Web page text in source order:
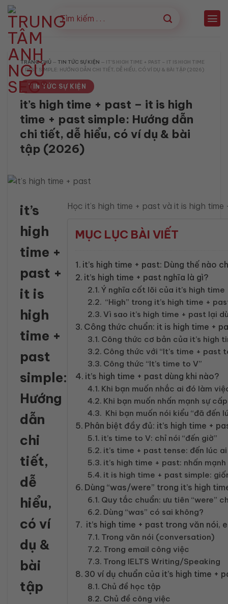
Bỏ
qua
nội
dung
TRANG CHỦ — TIN TỨC SỰ KIỆN — IT’S HIGH TIME + PAST – IT IS HIGH TIME
+ PAST SIMPLE: HƯỚNG DẪN CHI TIẾT, DỄ HIỂU, CÓ VÍ DỤ & BÀI TẬP (2026)
TIN TỨC SỰ KIỆN
it’s high time + past – it is high
time + past simple: Hướng dẫn
chi tiết, dễ hiểu, có ví dụ & bài
tập (2026)
it’s
high
time +
past +
it is
high
time +
past
simple:
Hướng
dẫn
chi
tiết,
dễ
hiểu,
có ví
dụ &
bài
tập
Học it’s high time + past và it is high
MỤC LỤC BÀI VIẾT
it’s high time + past: Dùng thế nào
it’s high time + past nghĩa là gì?
Ý nghĩa cốt lõi của it’s high time
“High” trong it’s high time +
Vì sao it’s high time + past lại
Công thức chuẩn: it is high time +
Công thức cơ bản của it’s high
Công thức với “It’s time + past
Công thức “It’s time to V”
it’s high time + past dùng khi nào?
Khi bạn muốn nhắc ai đó làm
Khi bạn muốn nhấn mạnh sự
Khi bạn muốn nói kiểu “đã đến
Phân biệt đầy đủ: it’s high time +
it’s time to V: chỉ nói “đến giờ”
it’s time + past tense: đến lúc
it’s high time + past: nhấn
it is high time + past simple:
Dùng “was/were” trong it’s high
Quy tắc chuẩn: ưu tiên “were”
Dùng “was” có sai không?
it’s high time + past trong văn nói,
Trong văn nói (conversation)
Trong email công việc
Trong IELTS Writing/Speaking
30 ví dụ chuẩn của it’s high time +
Chủ đề học tập
Chủ đề công việc